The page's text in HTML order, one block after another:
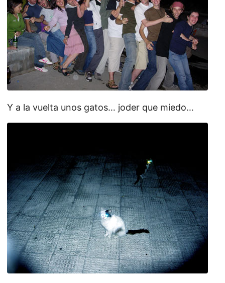
Y a la vuelta unos gatos… joder que miedo…